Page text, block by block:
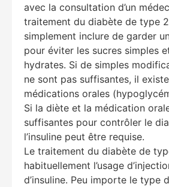
avec la consultation d’un
traitement du diabète de type
simplement inclure de garder
pour éviter les sucres simples
hydrates. Si de simples
ne sont pas suffisantes, il
médications orales
Si la diète et la médication
suffisantes pour contrôler le
l’insuline peut être requise.
Le traitement du diabète de
habituellement l’usage
d’insuline. Peu importe le type